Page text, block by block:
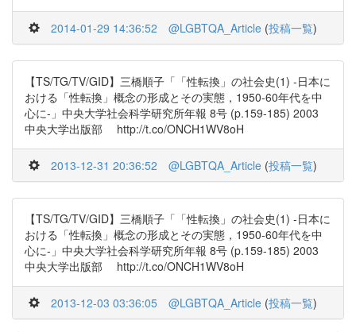
2014-01-29 14:36:52 @LGBTQA_Article (投稿一覧)
【TS/TG/TV/GID】三橋順子「「性転換」の社会史(1) -日本に
おける「性転換」概念の形成とその実態，1950-60年代を中
心に-」中央大学社会科学研究所年報 8号 (p.159-185) 2003
中央大学出版部 http://t.co/ONCH1WV8oH
2013-12-31 20:36:52 @LGBTQA_Article (投稿一覧)
【TS/TG/TV/GID】三橋順子「「性転換」の社会史(1) -日本に
おける「性転換」概念の形成とその実態，1950-60年代を中
心に-」中央大学社会科学研究所年報 8号 (p.159-185) 2003
中央大学出版部 http://t.co/ONCH1WV8oH
2013-12-03 03:36:05 @LGBTQA_Article (投稿一覧)